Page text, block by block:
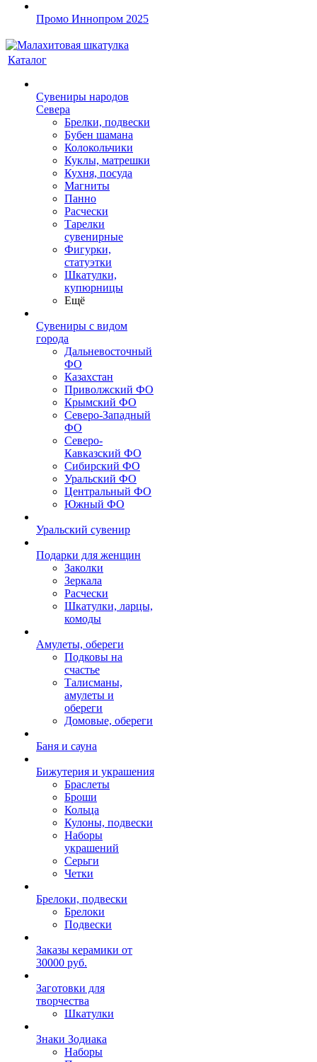
Промо Иннопром 2025
Каталог
Сувениры народов
Севера
Брелки, подвески
Бубен шамана
Колокольчики
Куклы, матрешки
Кухня, посуда
Магниты
Панно
Расчески
Тарелки
сувенирные
Фигурки,
статуэтки
Шкатулки,
купюрницы
Ещё
Сувениры с видом
города
Дальневосточный
ФО
Казахстан
Приволжский ФО
Крымский ФО
Северо-Западный
ФО
Северо-
Кавказский ФО
Сибирский ФО
Уральский ФО
Центральный ФО
Южный ФО
Уральский сувенир
Подарки для женщин
Заколки
Зеркала
Расчески
Шкатулки, ларцы,
комоды
Амулеты, обереги
Подковы на
счастье
Талисманы,
амулеты и
обереги
Домовые, обереги
Баня и сауна
Бижутерия и украшения
Браслеты
Броши
Кольца
Кулоны, подвески
Наборы
украшений
Серьги
Четки
Брелоки, подвески
Брелоки
Подвески
Заказы керамики от
30000 руб.
Заготовки для
творчества
Шкатулки
Знаки Зодиака
Наборы